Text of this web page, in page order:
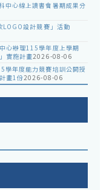
中心線上讀書會暑期成果分
LOGO設計競賽」活動
心辦理115學年度上學期
實施計畫2026-08-06
學年度能力競賽培訓公開授
畫1份2026-08-06